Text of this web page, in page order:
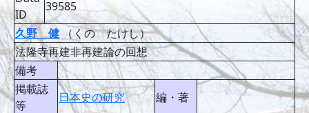
ID
39585
久野 健（くの たけし）
法隆寺再建非再建論の回想
備考
掲載誌
等
日本史の研究 編・著